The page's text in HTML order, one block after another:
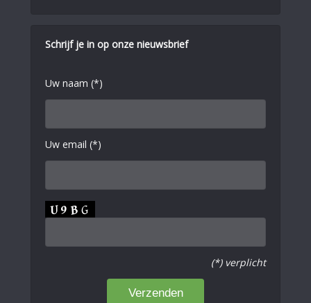
Schrijf je in op onze nieuwsbrief
Uw naam (*)
Uw email (*)
(*) verplicht